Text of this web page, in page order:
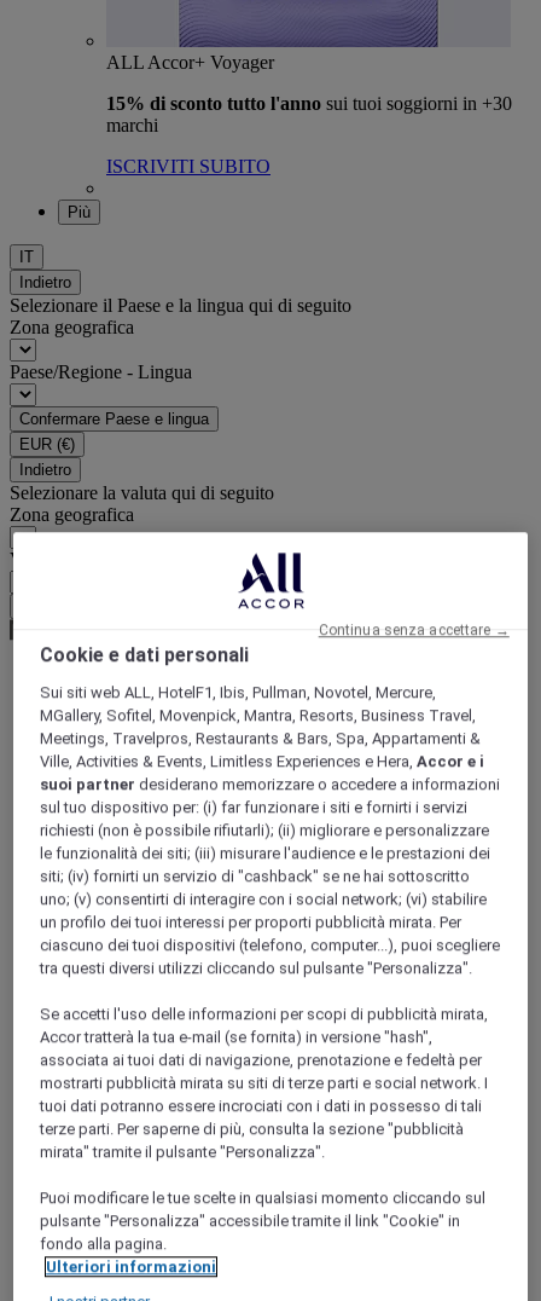
ALL Accor+ Voyager
15% di sconto tutto l'anno sui tuoi soggiorni in +30
marchi
ISCRIVITI SUBITO
Più
IT
Indietro
Selezionare il Paese e la lingua qui di seguito
Zona geografica
Paese/Regione - Lingua
Confermare Paese e lingua
EUR (€)
Indietro
Selezionare la valuta qui di seguito
Zona geografica
Valuta
World
Europe
France
Ile-de-France
VAL-DE-MARNE
Santeny
FONTENAY SOUS BOIS, Francia
Vicino alla RER A ed E, con accesso diretto a La Defense e a
meno di 30 minuti da Disneyland Paris (Marne la Vallée), il
Mercure Paris Val de Fontenay soddisferà tutte le vostre
esigenze per viaggi di lavoro o per soggiorni in famiglia. Il
Cookie e dati personali
Sui siti web ALL, HotelF1, Ibis, Pullman, Novotel, Mercure,
MGallery, Sofitel, Movenpick, Mantra, Resorts, Business Travel,
Meetings, Travelpros, Restaurants & Bars, Spa, Appartamenti &
Ville, Activities & Events, Limitless Experiences e Hera,Accor e i
suoi partner desiderano memorizzare o accedere a informazioni
sul tuo dispositivo per: (i) far funzionare i siti e fornirti i servizi
richiesti (non è possibile rifiutarli); (ii) migliorare e personalizzare
le funzionalità dei siti; (iii) misurare l'audience e le prestazioni dei
siti; (iv) fornirti un servizio di "cashback" se ne hai sottoscritto
uno; (v) consentirti di interagire con i social network; (vi) stabilire
un profilo dei tuoi interessi per proporti pubblicità mirata. Per
ciascuno dei tuoi dispositivi (telefono, computer...), puoi scegliere
tra questi diversi utilizzi cliccando sul pulsante "Personalizza".
Se accetti l'uso delle informazioni per scopi di pubblicità mirata,
Accor tratterà la tua e-mail (se fornita) in versione "hash",
associata ai tuoi dati di navigazione, prenotazione e fedeltà per
mostrarti pubblicità mirata su siti di terze parti e social network. I
tuoi dati potranno essere incrociati con i dati in possesso di tali
terze parti. Per saperne di più, consulta la sezione "pubblicità
mirata" tramite il pulsante "Personalizza".
Puoi modificare le tue scelte in qualsiasi momento cliccando sul
pulsante "Personalizza" accessibile tramite il link "Cookie" in
fondo alla pagina.
Ulteriori informazioni
Continua senza accettare →